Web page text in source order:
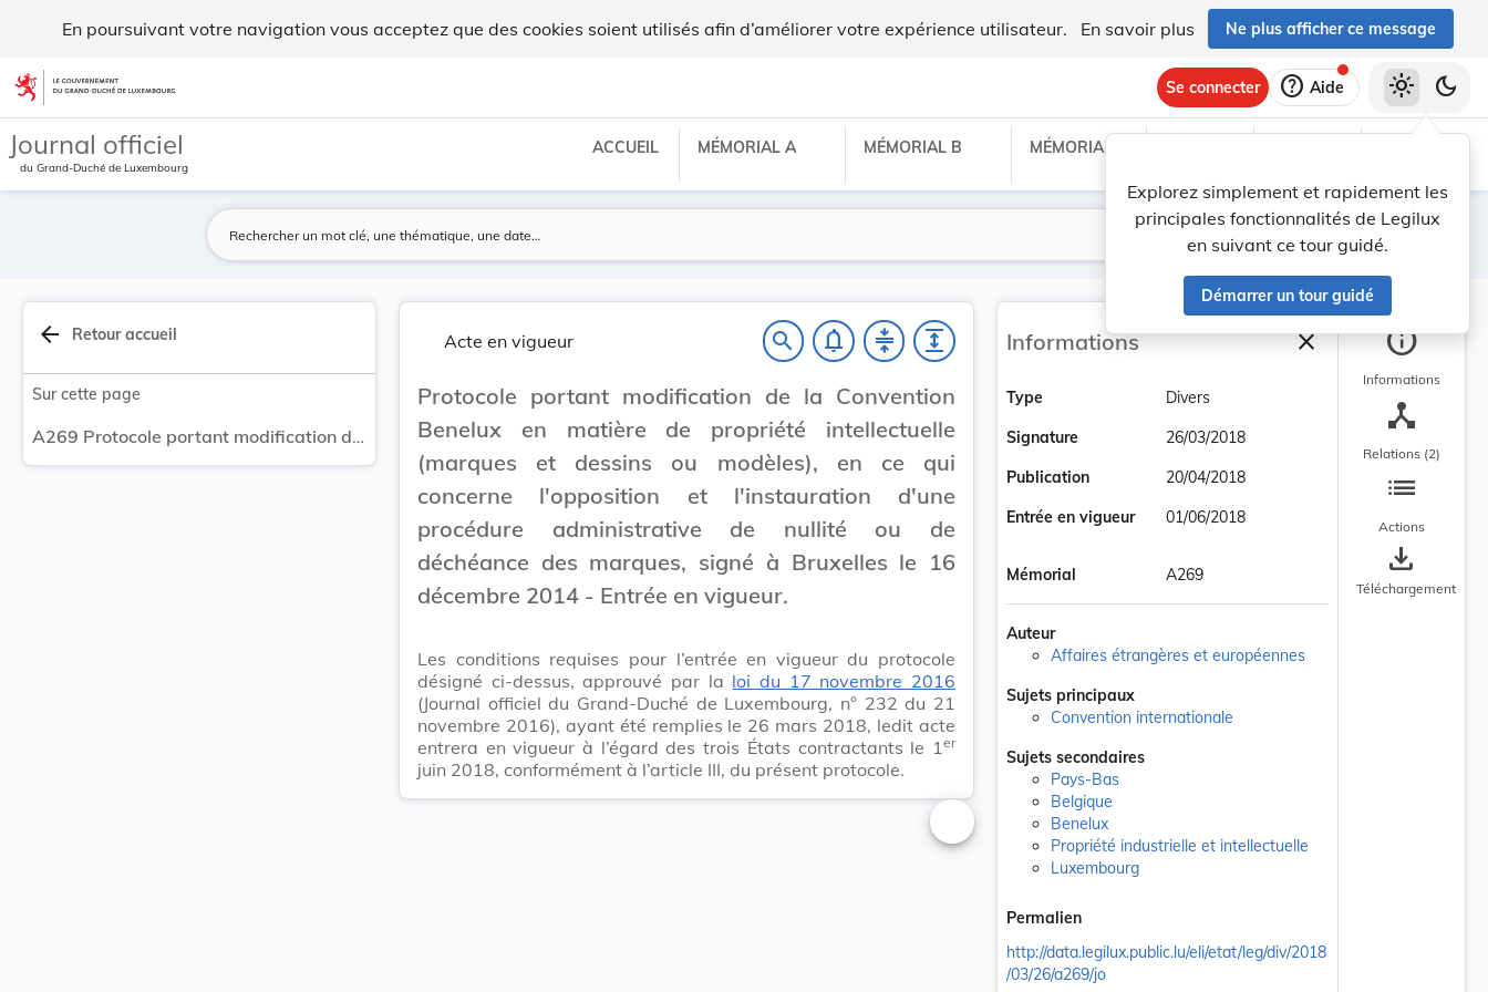
En poursuivant votre navigation vous acceptez que des cookies soient utilisés afin d’améliorer votre expérience utilisateur. En savoir plus Ne plus afficher ce message
Aller au contenu
Se connecter help Aide
Explorez simplement et rapidement les
principales fonctionnalités de Legilux
en suivant ce tour guidé.
Démarrer un tour guidé
light_mode dark_mode
Journal officiel
du Grand-Duché de Luxembourg
ACCUEIL MÉMORIAL A MÉMORIAL B MÉMORIAL C
Lancer la recherche
Filtres
arrow_back Retour accueil
Sur cette page
A269 Protocole portant modification de la Convention Benelux en matière de propriété intellectuelle (marques et dessins ou modèles), en ce qui concerne l'opposition et l'instauration d'une procédure administrative de nullité ou de déchéance des marques, signé à Bruxelles le 16 décembre 2014 - Entrée en vigueur.
Acte en vigueur search notifications_none compress expand
Protocole portant modification de la Convention
Benelux en matière de propriété intellectuelle
(marques et dessins ou modèles), en ce qui
concerne l'opposition et l'instauration d'une
procédure administrative de nullité ou de
déchéance des marques, signé à Bruxelles le 16
décembre 2014 - Entrée en vigueur.
Les conditions requises pour l’entrée en vigueur du protocole
désigné ci-dessus, approuvé par la loi du 17 novembre 2016
(Journal officiel du Grand-Duché de Luxembourg, n° 232 du 21
novembre 2016), ayant été remplies le 26 mars 2018, ledit acte
entrera en vigueur à l’égard des trois États contractants le 1 er
juin 2018, conformément à l’article III, du présent protocole.
Changer la taille du texte
Informations closeFermer la barre
Type
Divers
Signature
26/03/2018
Publication
20/04/2018
Entrée en vigueur
01/06/2018
Mémorial A269
Auteur
Affaires étrangères et européennes
Sujets principaux
Convention internationale
Sujets secondaires
Pays-Bas
Belgique
Benelux
Propriété industrielle et intellectuelle
Luxembourg
Permalien
http://data.legilux.public.lu/eli/etat/leg/div/2018
/03/26/a269/jo
info
Informations
device_hub
Relations (2)
list
Actions
save_alt
Téléchargement